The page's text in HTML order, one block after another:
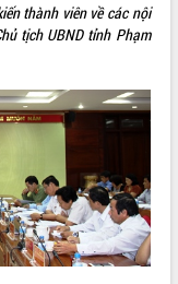
thành viên về các nội
tịch UBND tỉnh Phạm